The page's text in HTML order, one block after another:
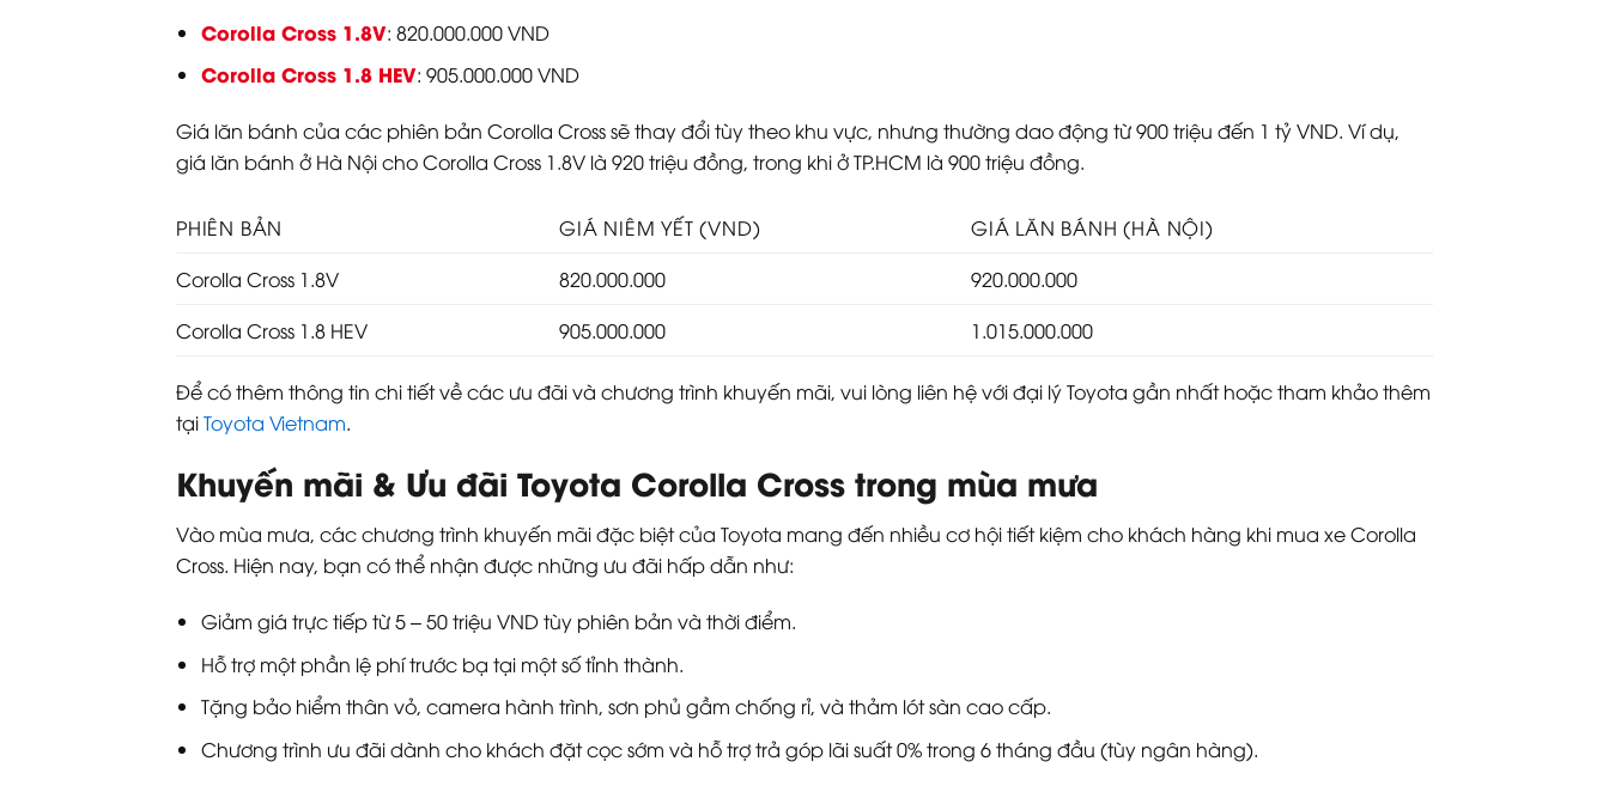
Corolla Cross 1.8V: 820.000.000 VND
Corolla Cross 1.8 HEV: 905.000.000 VND
Giá lăn bánh của các phiên bản Corolla Cross sẽ thay đổi tùy theo khu vực, nhưng thường dao động từ 900 triệu đến 1 tỷ VND. Ví dụ,
giá lăn bánh ở Hà Nội cho Corolla Cross 1.8V là 920 triệu đồng, trong khi ở TP.HCM là 900 triệu đồng.
PHIÊN BẢN GIÁ NIÊM YẾT (VND)
GIÁ LĂN BÁNH (HÀ NỘI)
Corolla Cross 1.8V
820.000.000
920.000.000
Corolla Cross 1.8 HEV
905.000.000 1.015.000.000
Để có thêm thông tin chi tiết về các ưu đãi và chương trình khuyến mãi, vui lòng liên hệ với đại lý Toyota gần nhất hoặc tham khảo thêm
tạiToyota Vietnam.
Khuyến mãi & Ưu đãi Toyota Corolla Cross trong mùa mưa
Vào mùa mưa, các chương trình khuyến mãi đặc biệt của Toyota mang đến nhiều cơ hội tiết kiệm cho khách hàng khi mua xe Corolla
Cross. Hiện nay, bạn có thể nhận được những ưu đãi hấp dẫn như:
Giảm giá trực tiếp từ 5 – 50 triệu VND tùy phiên bản và thời điểm.
Hỗ trợ một phần lệ phí trước bạ tại một số tỉnh thành.
Tặng bảo hiểm thân vỏ, camera hành trình, sơn phủ gầm chống rỉ, và thảm lót sàn cao cấp.
Chương trình ưu đãi dành cho khách đặt cọc sớm và hỗ trợ trả góp lãi suất 0% trong 6 tháng đầu (tùy ngân hàng).